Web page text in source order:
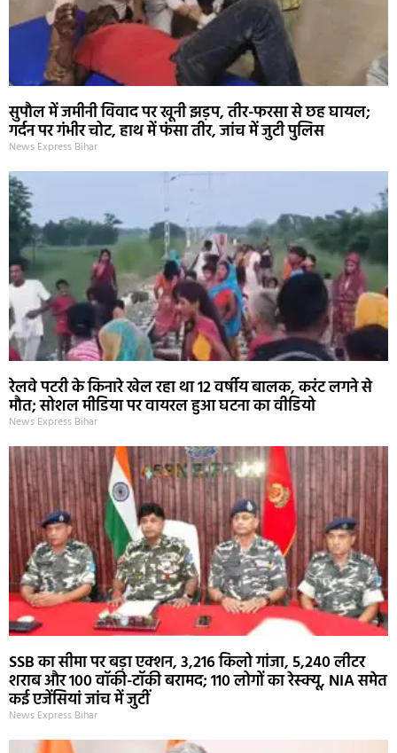
सुपौल में जमीनी विवाद पर खूनी झड़प, तीर-फरसा से छह घायल;
गर्दन पर गंभीर चोट, हाथ में फंसा तीर, जांच में जुटी पुलिस
News Express Bihar
रेलवे पटरी के किनारे खेल रहा था 12 वर्षीय बालक, करंट लगने से
मौत; सोशल मीडिया पर वायरल हुआ घटना का वीडियो
News Express Bihar
SSB का सीमा पर बड़ा एक्शन, 3,216 किलो गांजा, 5,240 लीटर
शराब और 100 वॉकी-टॉकी बरामद; 110 लोगों का रेस्क्यू, NIA समेत
कई एजेंसियां जांच में जुटीं
News Express Bihar